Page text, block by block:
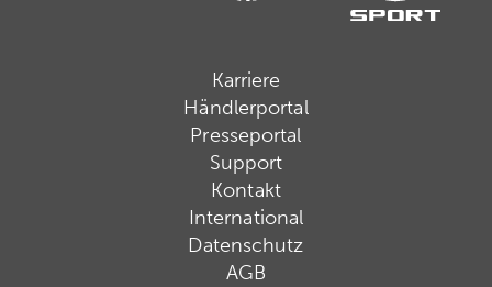
Karriere
Händlerportal
Presseportal
Support
Kontakt
International
Datenschutz
AGB